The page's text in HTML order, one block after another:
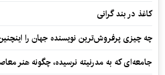
کاغذ در بند گرانی
چه چیزی پرفروش‌ترین نویسنده جهان را
جامعه‌ای که به مدرنیته نرسیده، چگونه هنر